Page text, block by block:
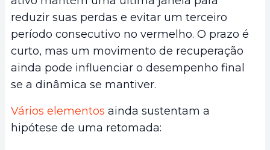
reduzir suas perdas e evitar um terceiro
período consecutivo no vermelho. O prazo é
curto, mas um movimento de recuperação
ainda pode influenciar o desempenho final
se a dinâmica se mantiver.
Vários elementos ainda sustentam a
hipótese de uma retomada: